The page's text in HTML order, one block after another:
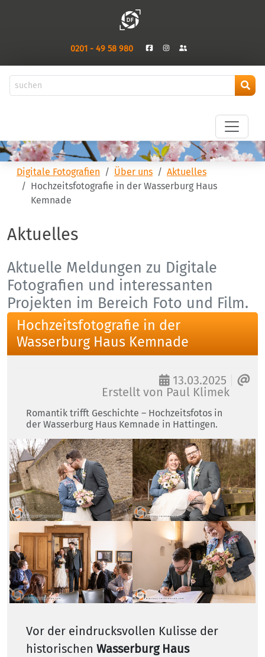
0201 - 49 58 980
Digitale Fotografien Über uns
Aktuelles
Hochzeitsfotografie in der Wasserburg Haus
Kemnade
Aktuelles
Aktuelle Meldungen zu Digitale
Fotografien und interessanten
Projekten im Bereich Foto und Film.
Hochzeitsfotografie in der
Wasserburg Haus Kemnade
13.03.2025
Erstellt von Paul Klimek
Romantik trifft Geschichte – Hochzeitsfotos in
der Wasserburg Haus Kemnade in Hattingen.
Vor der eindrucksvollen Kulisse der
historischen Wasserburg Haus